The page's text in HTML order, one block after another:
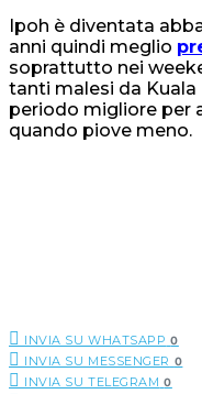
Ipoh è diventata
anni quindi meglio
soprattutto nei
tanti malesi da Kuala
periodo migliore per
quando piove meno.
INVIA SU WHATSAPP 0
INVIA SU MESSENGER 0
INVIA SU TELEGRAM 0